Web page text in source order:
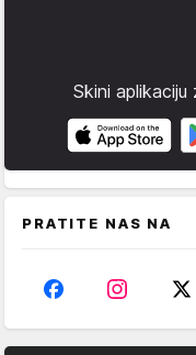
Skini
PRATITE NAS NA